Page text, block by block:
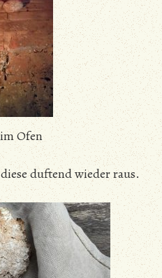
Ofen
duftend wieder raus.